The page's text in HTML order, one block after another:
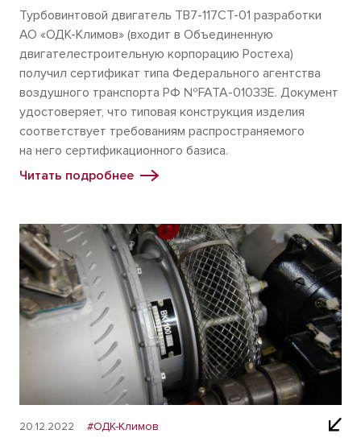
Турбовинтовой двигатель ТВ7-117СТ-01 разработки
АО «ОДК-Климов» (входит в Объединенную
двигателестроительную корпорацию Ростеха)
получил сертификат типа Федерального агентства
воздушного транспорта РФ №FATA-01033E. Документ
удостоверяет, что типовая конструкция изделия
соответствует требованиям распространяемого
на него сертификационного базиса.
Читать подробнее
20.12.2022 #ОДК-Климов